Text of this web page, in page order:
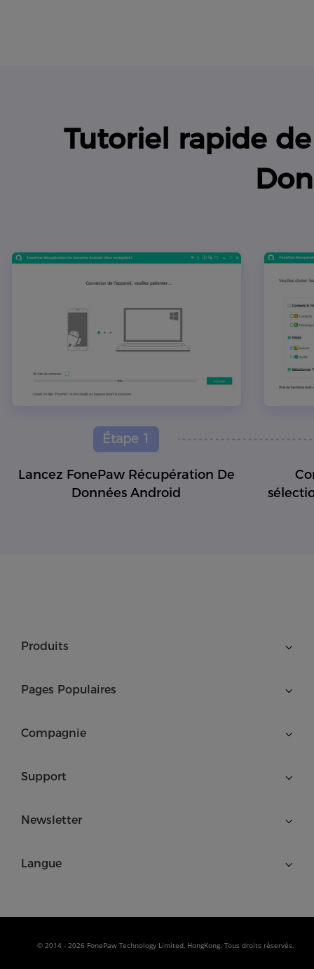
Tutoriel rapide
Étape 1
Lancez FonePaw Récupération De
Données Android
Produits
Pages Populaires
Compagnie
Support
Newsletter
Langue
© 2014 - 2026 FonePaw Technology Limited, HongKong. Tous droits réservés.